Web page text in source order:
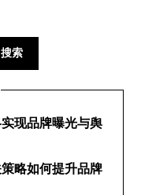
搜索
现品牌曝光与舆
略如何提升品牌